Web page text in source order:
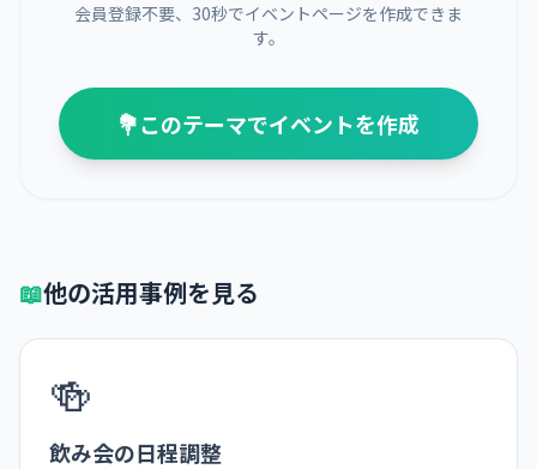
会員登録不要、30秒でイベントページを作成できま
す。
💐このテーマでイベントを作成
📖他の活用事例を見る
🍻
飲み会の日程調整